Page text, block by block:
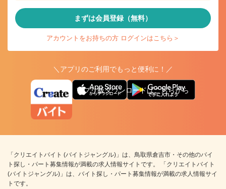
まずは会員登録（無料）
アカウントをお持ちの方 ログインはこちら＞
＼アプリのご利用でもっと便利に！／
アプリ版ダウンロードはこちらから
「クリエイトバイト (バイトジャングル)」は、鳥取県倉吉市・その他のバイ
ト探し・パート募集情報が満載の求人情報サイトです。 「クリエイトバイト
(バイトジャングル)」は、バイト探し・パート募集情報が満載の求人情報サイ
トです。